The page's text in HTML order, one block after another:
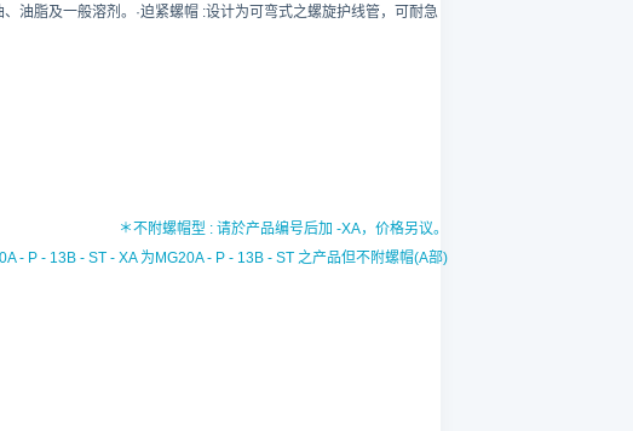
油脂及一般溶剂。·迫紧螺帽 :设计为可弯式之螺旋护线管，可耐急
＊不附螺帽型 : 请於产品编号后加 -XA，价格另议。
- P - 13B - ST - XA 为 MG20A - P - 13B - ST 之产品但不附螺帽(A部)